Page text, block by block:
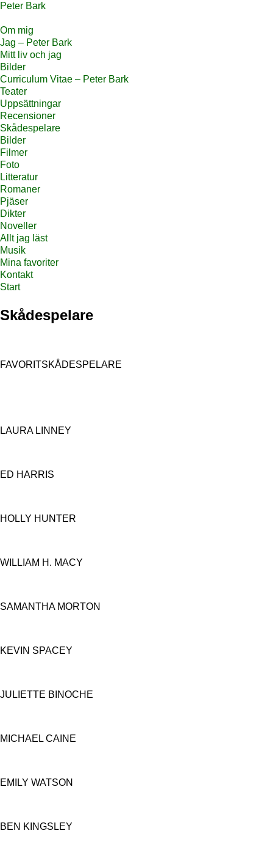
Peter Bark
Om mig
Jag – Peter Bark
Mitt liv och jag
Bilder
Curriculum Vitae – Peter Bark
Teater
Uppsättningar
Recensioner
Skådespelare
Bilder
Filmer
Foto
Litteratur
Romaner
Pjäser
Dikter
Noveller
Allt jag läst
Musik
Mina favoriter
Kontakt
Start
Skådespelare
FAVORITSKÅDESPELARE
LAURA LINNEY
ED HARRIS
HOLLY HUNTER
WILLIAM H. MACY
SAMANTHA MORTON
KEVIN SPACEY
JULIETTE BINOCHE
MICHAEL CAINE
EMILY WATSON
BEN KINGSLEY